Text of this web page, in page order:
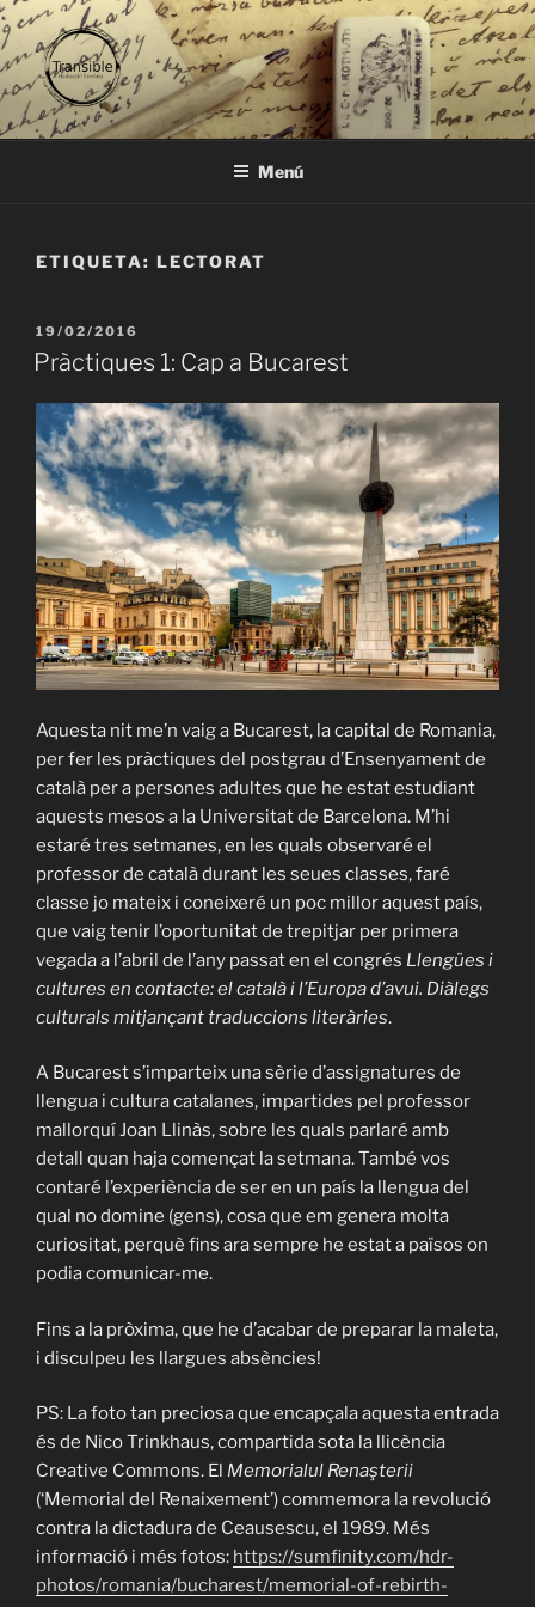
Vés
al
contingut
TRANSIBLE
traducció literària
Menú
ETIQUETA: LECTORAT
PUBLICAT
A
19/02/2016
Pràctiques 1: Cap a Bucarest
Aquesta nit me’n vaig a Bucarest, la capital de Romania,
per fer les pràctiques del postgrau d’Ensenyament de
català per a persones adultes que he estat estudiant
aquests mesos a la Universitat de Barcelona. M’hi
estaré tres setmanes, en les quals observaré el
professor de català durant les seues classes, faré
classe jo mateix i coneixeré un poc millor aquest país,
que vaig tenir l’oportunitat de trepitjar per primera
vegada a l’abril de l’any passat en el congrés Llengües i
cultures en contacte: el català i l’Europa d’avui. Diàlegs
culturals mitjançant traduccions literàries.
A Bucarest s’imparteix una sèrie d’assignatures de
llengua i cultura catalanes, impartides pel professor
mallorquí Joan Llinàs, sobre les quals parlaré amb
detall quan haja començat la setmana. També vos
contaré l’experiència de ser en un país la llengua del
qual no domine (gens), cosa que em genera molta
curiositat, perquè fins ara sempre he estat a països on
podia comunicar-me.
Fins a la pròxima, que he d’acabar de preparar la maleta,
i disculpeu les llargues absències!
PS: La foto tan preciosa que encapçala aquesta entrada
és de Nico Trinkhaus, compartida sota la llicència
Creative Commons. El Memorialul Renaşterii
(‘Memorial del Renaixement’) commemora la revolució
contra la dictadura de Ceausescu, el 1989. Més
informació i més fotos: https://sumfinity.com/hdr-
photos/romania/bucharest/memorial-of-rebirth-